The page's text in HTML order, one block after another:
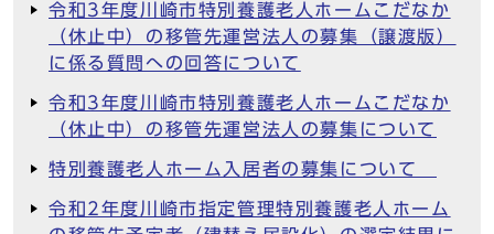
令和3年度川崎市特別養護老人ホームこだなか
（休止中）の移管先運営法人の募集（譲渡版）
に係る質問への回答について
令和3年度川崎市特別養護老人ホームこだなか
（休止中）の移管先運営法人の募集について
特別養護老人ホーム入居者の募集について
令和2年度川崎市指定管理特別養護老人ホーム